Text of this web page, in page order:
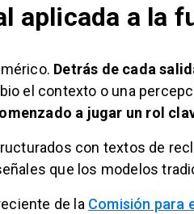
aplicada a la
Detrás de cada
el contexto o una
a jugar un rol
con textos de
que los modelos
de la Comisión para